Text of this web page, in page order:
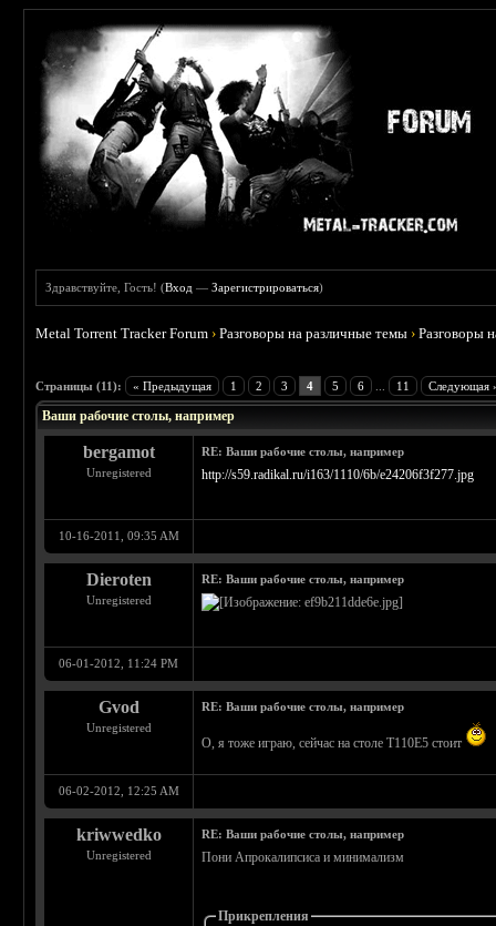
Здравствуйте, Гость! (Вход —Зарегистрироваться)
Metal Torrent Tracker Forum ›Разговоры на различные темы ›Разговоры
Страницы (11): « Предыдущая 1 2 3 4 5 6 11 Следующая
Ваши рабочие столы, например
bergamot
Unregistered
RE: Ваши рабочие столы, например
http://s59.radikal.ru/i163/1110/6b/e24206f3f277.jpg
10-16-2011, 09:35 AM
Dieroten
Unregistered
RE: Ваши рабочие столы, например
06-01-2012, 11:24 PM
Gvod
Unregistered
RE: Ваши рабочие столы, например
О, я тоже играю, сейчас на столе Т110Е5 стоит
06-02-2012, 12:25 AM
kriwwedko
Unregistered
RE: Ваши рабочие столы, например
Пони Апрокалипсиса и минимализм
Прикрепления